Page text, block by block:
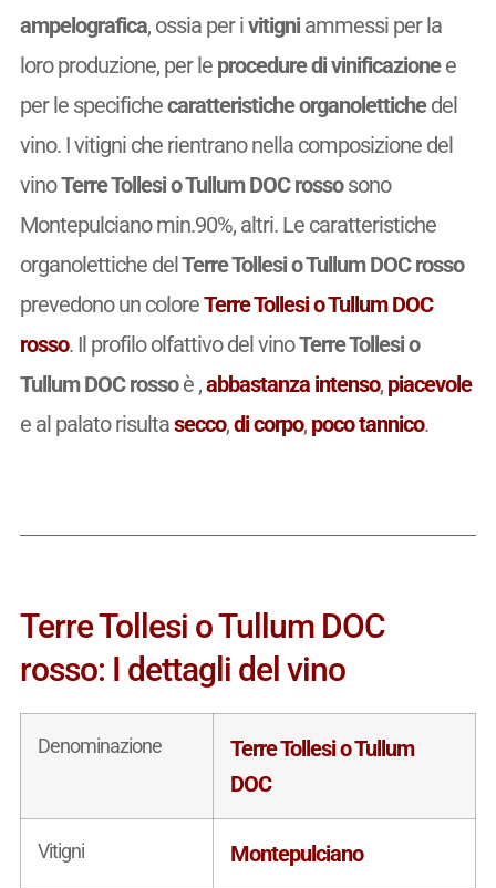
ampelografica, ossia per ivitigniammessi per la
loro produzione, per le procedure di vinificazionee
per le specifichecaratteristiche organolettichedel
vino. I vitigni che rientrano nella composizione del
vinoTerre Tollesi o Tullum DOC rossosono
Montepulciano min.90%, altri. Le caratteristiche
organolettiche delTerre Tollesi o Tullum DOC rosso
prevedono un coloreTerre Tollesi o Tullum DOC
rosso. Il profilo olfattivo del vinoTerre Tollesi o
Tullum DOC rossoè ,abbastanza intenso, piacevole
e al palato risultasecco,di corpo, poco tannico.
Terre Tollesi o Tullum DOC
rosso: I dettagli del vino
Denominazione
Terre Tollesi o Tullum
DOC
Vitigni Montepulciano